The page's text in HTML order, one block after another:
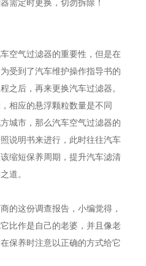
需定时更换，切勿拆除！
空气过滤器的重要性，但是在
受到了汽车维护操作指导书的
之后，再来更换汽车过滤器。
相应的悬浮颗粒数量是不同
城市，那么汽车空气过滤器的
说明书来进行，此时往往汽车
缩短保养周期，提升汽车滤清
道。
的这份调查报告，小编觉得，
比作是自己的老婆，并且像老
保养时注意以正确的方式给它